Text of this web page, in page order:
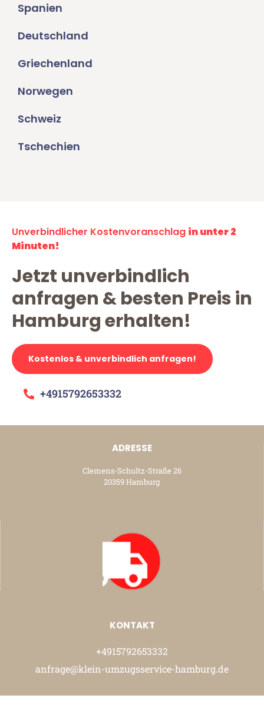
Spanien
Deutschland
Griechenland
Norwegen
Schweiz
Tschechien
Unverbindlicher Kostenvoranschlag in unter 2
Minuten!
Jetzt unverbindlich
anfragen & besten Preis in
Hamburg erhalten!
Kostenlos & unverbindlich anfragen!
+4915792653332
ADRESSE
Clemens-Schultz-Straße 26
20359 Hamburg
KONTAKT
+4915792653332
anfrage@klein-umzugsservice-hamburg.de